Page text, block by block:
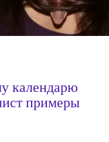
календарю
примеры